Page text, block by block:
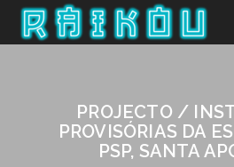
PROJECTO /
PROVISÓRIAS DA
PSP, SANTA